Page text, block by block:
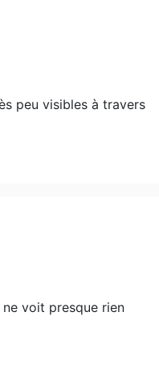
peu visibles à travers
voit presque rien